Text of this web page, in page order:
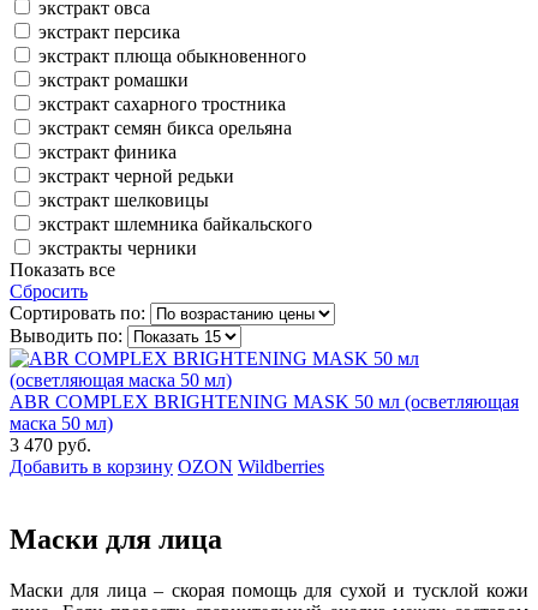
экстракт овса
экстракт персика
экстракт плюща обыкновенного
экстракт ромашки
экстракт сахарного тростника
экстракт семян бикса орельяна
экстракт финика
экстракт черной редьки
экстракт шелковицы
экстракт шлемника байкальского
экстракты черники
Показать все
Сбросить
Сортировать по:
Выводить по:
ABR COMPLEX BRIGHTENING MASK 50 мл (осветляющая
маска 50 мл)
3 470 руб.
Добавить в корзину OZON Wildberries
Маски для лица
Маски для лица – скорая помощь для сухой и тусклой кожи